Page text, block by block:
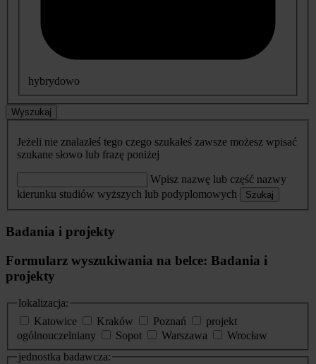
hybrydowo
Wyszukaj
Jeżeli nie znalazłeś tego czego szukałeś zawsze możesz wpisać
szukane słowo lub frazę poniżej
Wpisz nazwę lub część nazwy
kierunku studiów wyższych lub podyplomowych
Szukaj
Badania i projekty
Formularz wyszukiwania na belce: Badania i
projekty
lokalizacja:
Katowice
Kraków Poznań
projekt
ogólnouczelniany
Sopot Warszawa
Wrocław
jednostka badawcza: